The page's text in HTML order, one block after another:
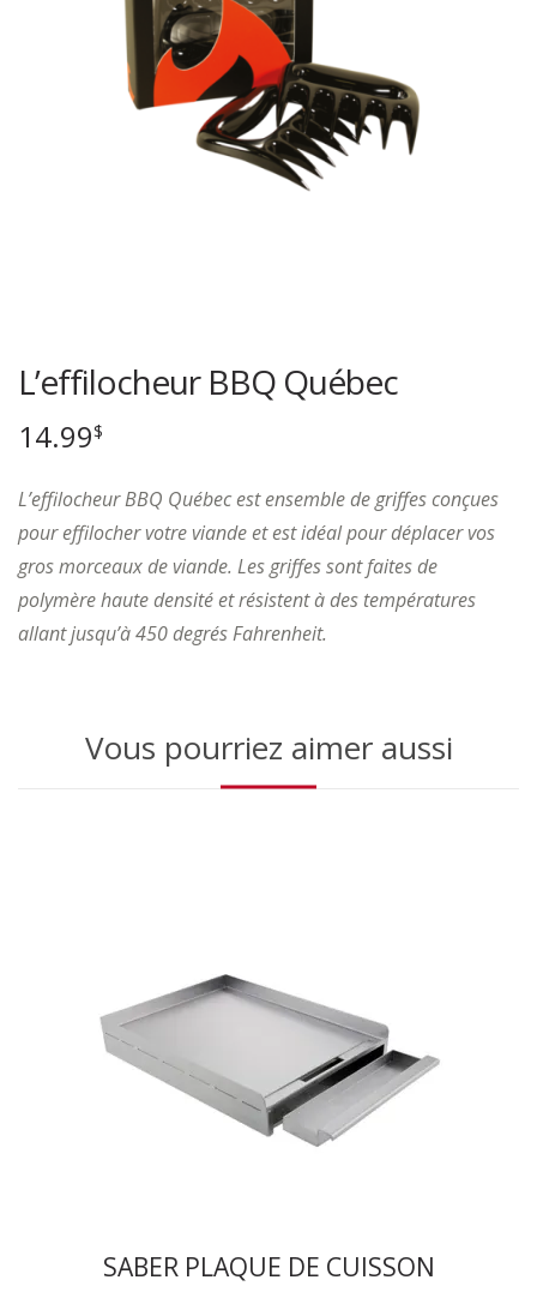
L’effilocheur BBQ Québec
14.99$
L’effilocheur BBQ Québec est ensemble de griffes conçues
pour effilocher votre viande et est idéal pour déplacer vos
gros morceaux de viande. Les griffes sont faites de
polymère haute densité et résistent à des températures
allant jusqu’à 450 degrés Fahrenheit.
Vous pourriez aimer aussi
SABER PLAQUE DE CUISSON